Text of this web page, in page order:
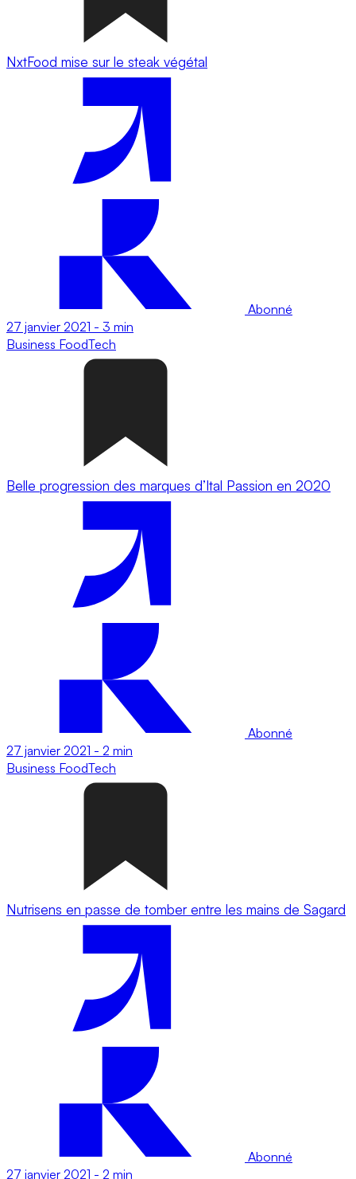
NxtFood mise sur le steak végétal
Abonné
27 janvier 2021 - 3 min
Business FoodTech
Belle progression des marques d’Ital Passion en 2020
Abonné
27 janvier 2021 - 2 min
Business FoodTech
Nutrisens en passe de tomber entre les mains de Sagard
Abonné
27 janvier 2021 - 2 min